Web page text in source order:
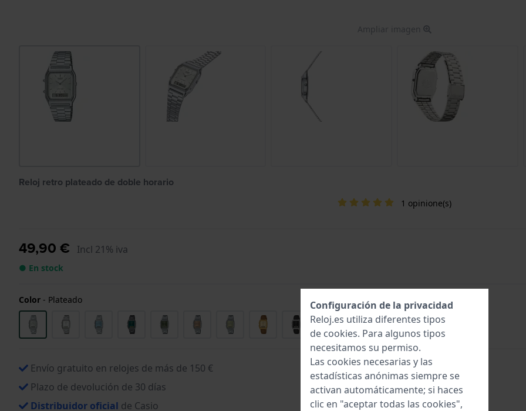
Ampliar imagen
Reloj retro plateado de doble horario
1 opinione(s)
49,90 € Incl 21% iva
● En stock
Color - Plateado
Envío gratuito en relojes de más de 150 €
Plazo de devolución de 30 días
Distribuidor oficial de Casio
Configuración de la privacidad
Reloj.es utiliza diferentes tipos
de cookies. Para algunos tipos
necesitamos su permiso.
Las cookies necesarias y las
estadísticas anónimas siempre se
activan automáticamente; si haces
clic en "aceptar todas las cookies",